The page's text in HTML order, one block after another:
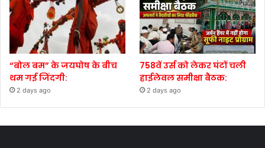
“बोल बम” के जयघोष के बीच
थम गई जिंदगी:
2 days ago
758वें उर्स को लेकर घंटों चली
हाईलेवल समीक्षा बैठक:
2 days ago